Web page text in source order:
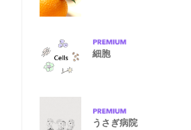
細胞
うさぎ病院